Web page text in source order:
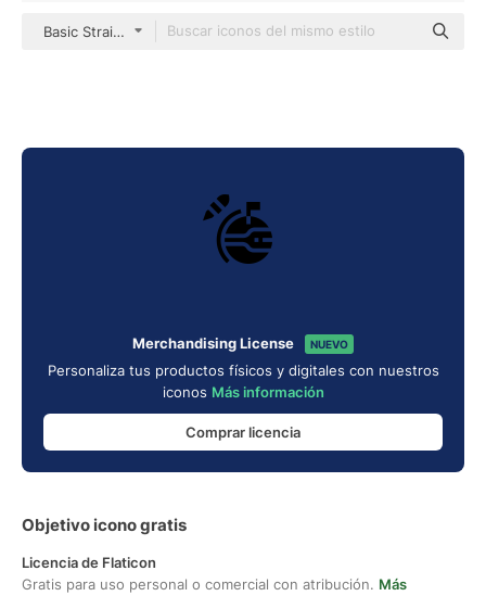
Basic Straight Filled
Merchandising License NUEVO
Personaliza tus productos físicos y digitales con nuestros
iconos Más información
Comprar licencia
Objetivo icono gratis
Licencia de Flaticon
Gratis para uso personal o comercial con atribución. Más